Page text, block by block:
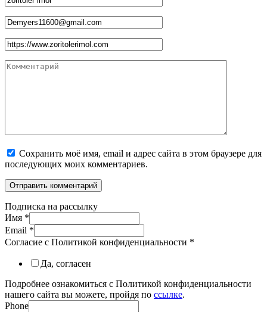
*
Email
*
Сайт
Комментарий
Сохранить моё имя, email и адрес сайта в этом браузере для
последующих моих комментариев.
Подписка на рассылку
Имя *
Email *
Согласие с Политикой конфиденциальности *
Да, согласен
Подробнее ознакомиться с Политикой конфиденциальности
нашего сайта вы можете, пройдя по ссылке.
Phone